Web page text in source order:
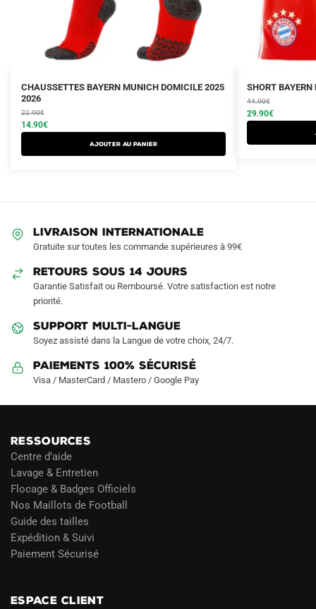
CHAUSSETTES BAYERN MUNICH DOMICILE 2025
2026
22.90€
Le
prix
initial
était :
14.90€
Le
prix
actuel
est :
Ajouter au panier
SHORT
44.90€
Le
prix
initial
était :
29.90€
Le
prix
actuel
est :
Ce
produit
a
page
LIVRAISON INTERNATIONALE
Gratuite sur toutes les commande supérieures à 99€
RETOURS SOUS 14 JOURS
Garantie Satisfait ou Remboursé. Votre satisfaction est notre
priorité.
SUPPORT MULTI-LANGUE
Soyez assisté dans la Langue de votre choix, 24/7.
Paiements 100% Sécurisé
Visa / MasterCard / Mastero / Google Pay
RESSOURCES
Centre d’aide
Lavage & Entretien
Flocage & Badges Officiels
Nos Maillots de Football
Guide des tailles
Expédition & Suivi
Paiement Sécurisé
ESPACE CLIENT